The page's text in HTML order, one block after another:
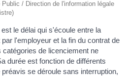
/ Direction de l'information légale
le délai qui s'écoule entre la
l'employeur et la fin du contrat de
de licenciement ne
durée est fonction de différents
se déroule sans interruption,